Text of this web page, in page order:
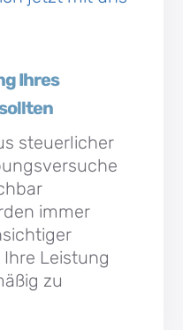
Ihres
steuerlicher
immer
Leistung
zu